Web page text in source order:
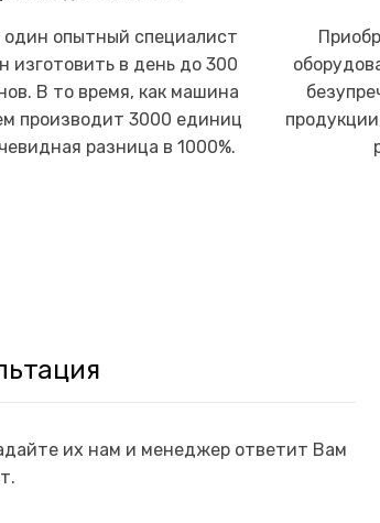
один опытный специалист
изготовить в день до 300
В то время, как машина
производит 3000 единиц
разница в 1000%.
их нам и менеджер ответит Вам